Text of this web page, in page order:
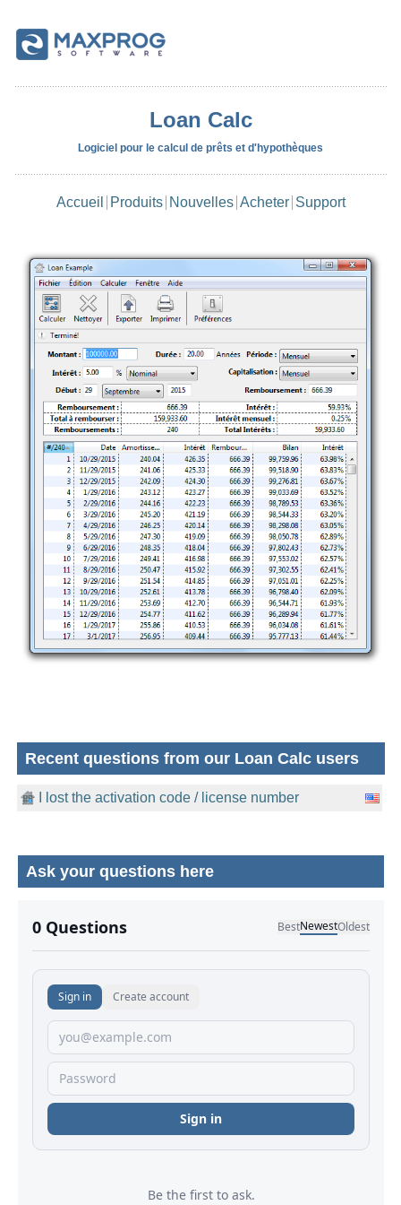
Loan Calc
Logiciel pour le calcul de prêts et d'hypothèques
Accueil Produits Nouvelles Acheter Support
Recent questions from our Loan Calc users
I lost the activation code / license number
Ask your questions here
No comments yet.